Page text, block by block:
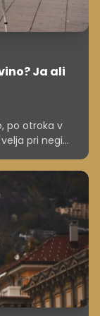
Ja ali
po otroka v
pri negi
grozijo ob